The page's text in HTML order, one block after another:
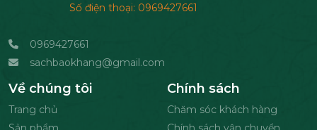
Số điện thoại: 0969427661
0969427661
sachbaokhang@gmail.com
Về chúng tôi
Trang chủ
Chính sách
Chăm sóc khách hàng